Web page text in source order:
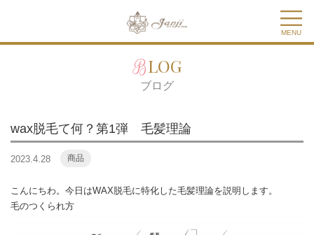
MENU
BLOG
ブログ
wax脱毛て何？第1弾 毛髪理論
2023.4.28 商品
こんにちわ。今日はWAX脱毛に特化した毛髪理論を説明します。
毛のつくられ方